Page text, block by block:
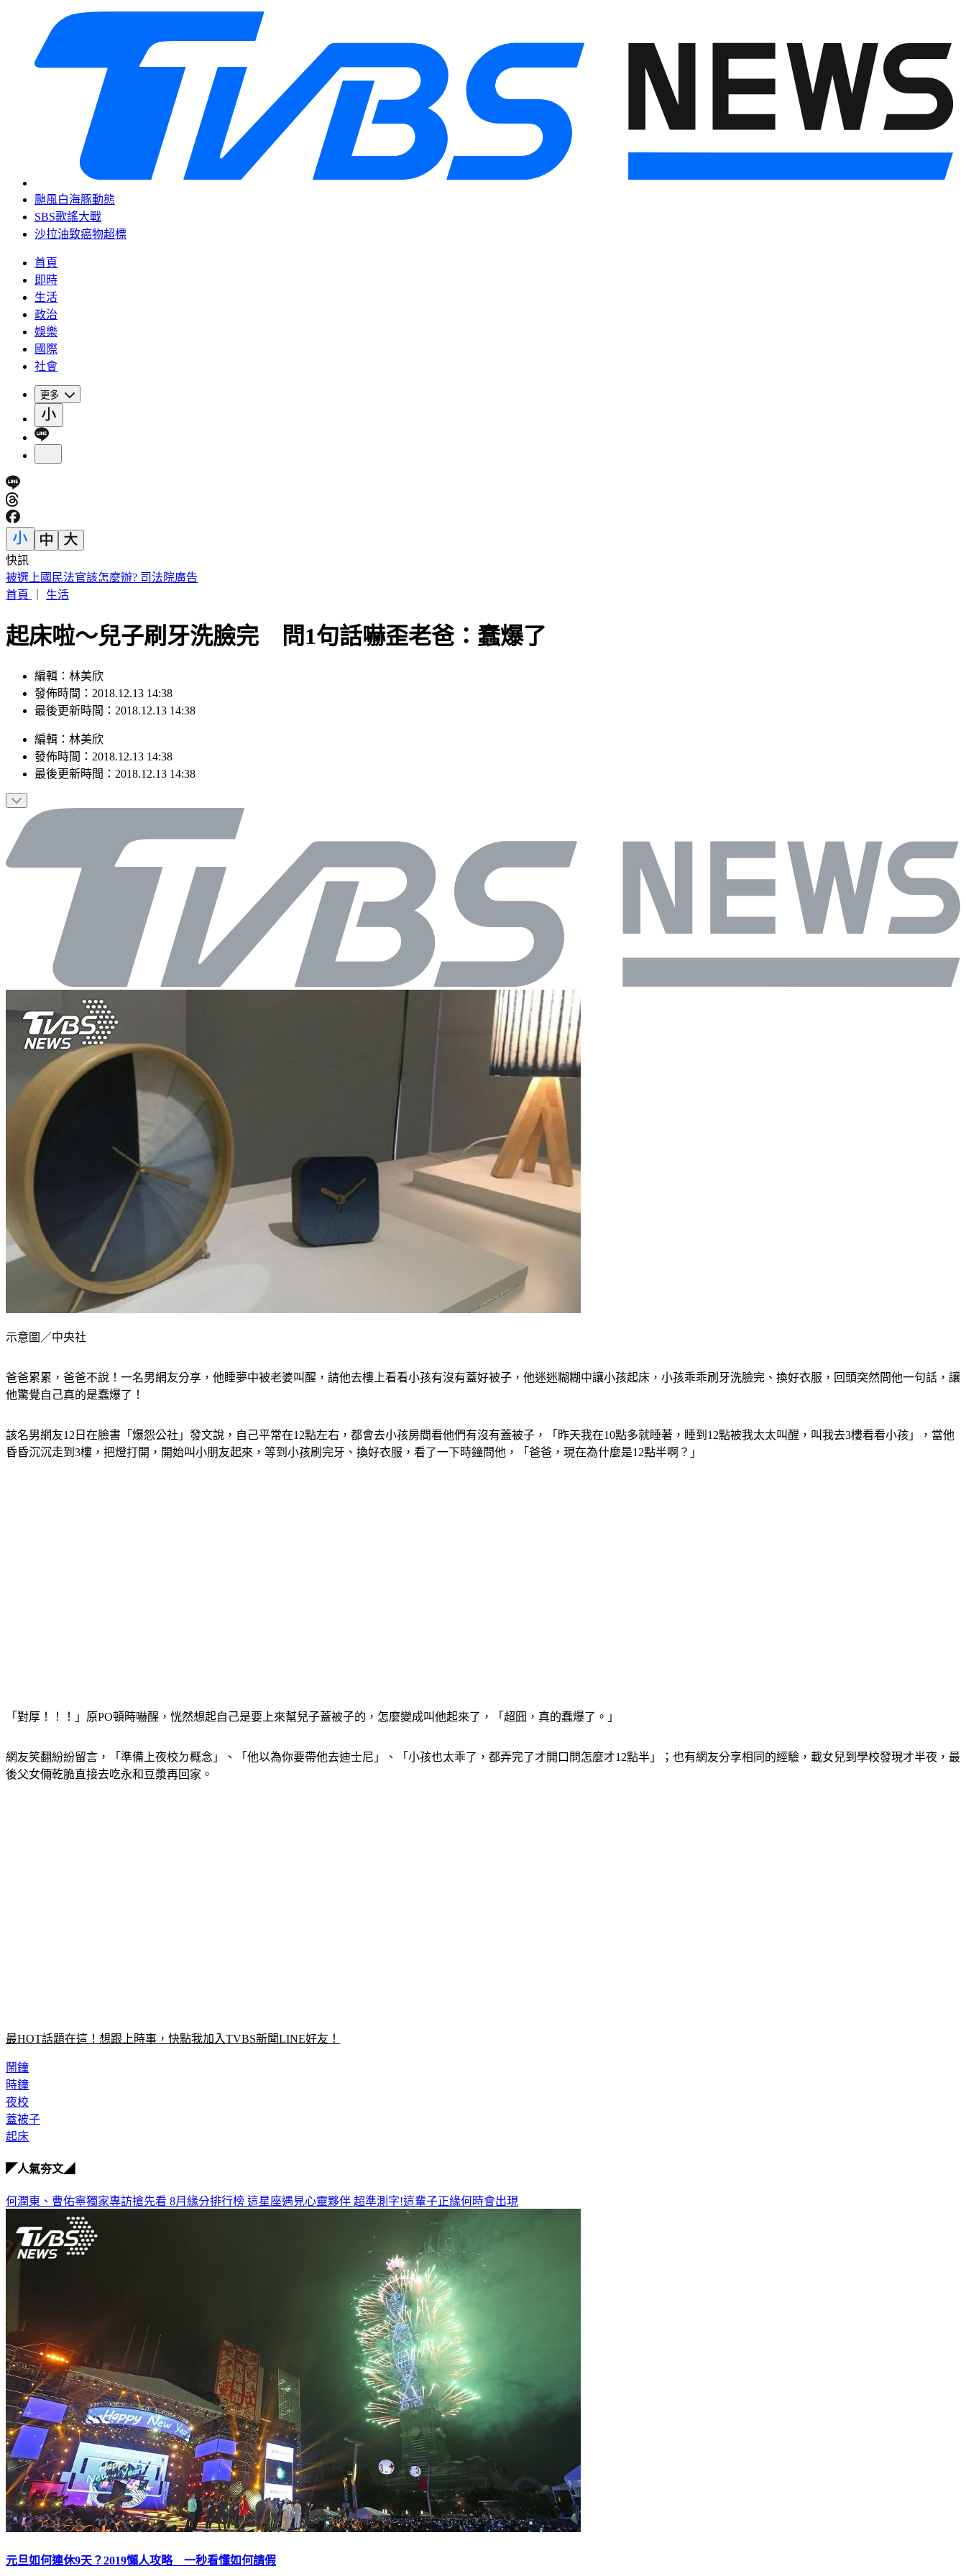
颱風白海豚動態
SBS歌謠大戰
沙拉油致癌物超標
首頁
即時
生活
政治
娛樂
國際
社會
更多
快訊
割頸案乾妹稱「高額賠償毀未來」 楊母痛訴：承勳未來誰還？
首頁
生活
起床啦～兒子刷牙洗臉完 問1句話嚇歪老爸：蠢爆了
編輯：林美欣
發佈時間：2018.12.13 14:38
最後更新時間：2018.12.13 14:38
編輯 ： 林美欣
發佈時間： 2018.12.13 14:38
最後更新時間： 2018.12.13 14:38
示意圖／中央社
爸爸累累，爸爸不說！一名男網友分享，他睡夢中被老婆叫醒，請他去樓上看看小孩有沒有蓋好被子，他迷迷糊糊中讓小孩起床，小孩乖乖刷牙洗臉完、換好衣服，回頭突然問他一句話，讓
他驚覺自己真的是蠢爆了！
該名男網友12日在臉書「爆怨公社」發文說，自己平常在12點左右，都會去小孩房間看他們有沒有蓋被子，「昨天我在10點多就睡著，睡到12點被我太太叫醒，叫我去3樓看看小孩」，當他
昏昏沉沉走到3樓，把燈打開，開始叫小朋友起來，等到小孩刷完牙、換好衣服，看了一下時鐘問他，「爸爸，現在為什麼是12點半啊？」
「對厚！！！」原PO頓時嚇醒，恍然想起自己是要上來幫兒子蓋被子的，怎麼變成叫他起來了，「超囧，真的蠢爆了。」
網友笑翻紛紛留言，「準備上夜校ㄉ概念」、「他以為你要帶他去迪士尼」、「小孩也太乖了，都弄完了才開口問怎麼才12點半」；也有網友分享相同的經驗，載女兒到學校發現才半夜，最
後父女倆乾脆直接去吃永和豆漿再回家。
最HOT話題在這！想跟上時事，快點我加入TVBS新聞LINE好友！
鬧鐘
時鐘
夜校
蓋被子
起床
◤人氣夯文◢
何潤東、曹佑寧獨家專訪搶先看 8月緣分排行榜 這星座遇見心靈夥伴 超準測字!這輩子正緣何時會出現
元旦如何連休9天？2019懶人攻略 一秒看懂如何請假